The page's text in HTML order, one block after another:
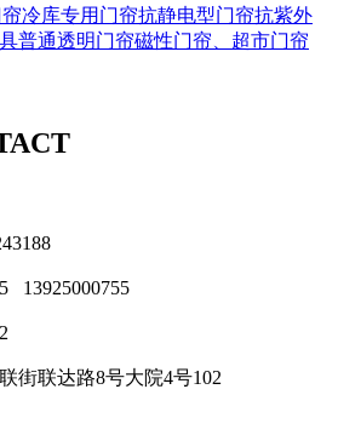
冷库专用门帘抗静电型门帘抗紫外
普通透明门帘磁性门帘、超市门帘
13925000755
街联达路8号大院4号102